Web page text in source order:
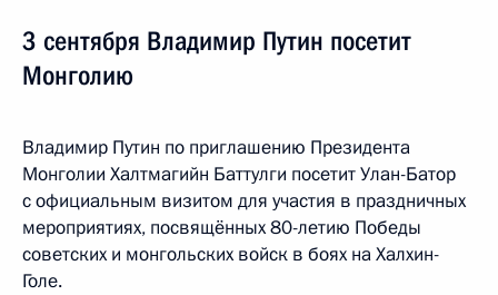
3 сентября Владимир Путин посетит
Монголию
Владимир Путин по приглашению Президента
Монголии Халтмагийн Баттулги посетит Улан-Батор
с официальным визитом для участия в праздничных
мероприятиях, посвящённых 80-летию Победы
советских и монгольских войск в боях на Халхин-
Голе.